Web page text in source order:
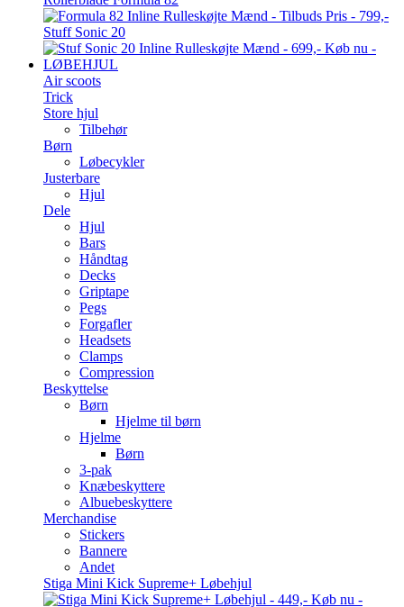
Stuff Sonic 20
LØBEHJUL
Air scoots
Trick
Store hjul
Tilbehør
Børn
Løbecykler
Justerbare
Hjul
Dele
Hjul
Bars
Håndtag
Decks
Griptape
Pegs
Forgafler
Headsets
Clamps
Compression
Beskyttelse
Børn
Hjelme til børn
Hjelme
Børn
3-pak
Knæbeskyttere
Albuebeskyttere
Merchandise
Stickers
Bannere
Andet
Stiga Mini Kick Supreme+ Løbehjul